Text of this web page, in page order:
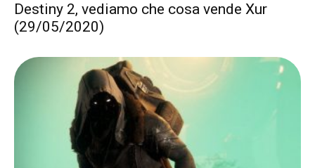
Destiny 2, vediamo che cosa vende Xur
(29/05/2020)